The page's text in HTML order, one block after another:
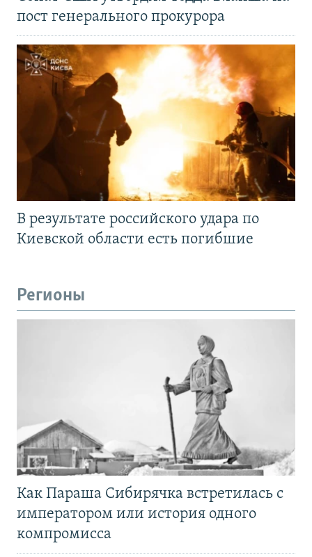
пост генерального прокурора
В результате российского удара по
Киевской области есть погибшие
Регионы
Как Параша Сибирячка встретилась с
императором или история одного
компромисса